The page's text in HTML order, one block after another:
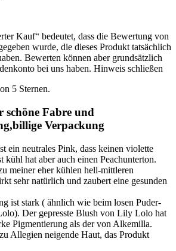
Kauf“ bedeutet, dass die Bewertung von
wurde, die dieses Produkt tatsächlich
Bewerten können aber grundsätzlich
bei uns haben. Hinweis schließen
5 Sternen.
schöne Fabre und
Verpackung
ein neutrales Pink, dass keinen violette
kühl hat aber auch einen Peachunterton.
meiner eher kühlen hell-mittleren
sehr natürlich und zaubert eine gesunden
ist stark ( ähnlich wie beim losen Puder-
Der gepresste Blush von Lily Lolo hat
Pigmentierung als der von Alkemilla.
Allegien neigende Haut, das Produkt